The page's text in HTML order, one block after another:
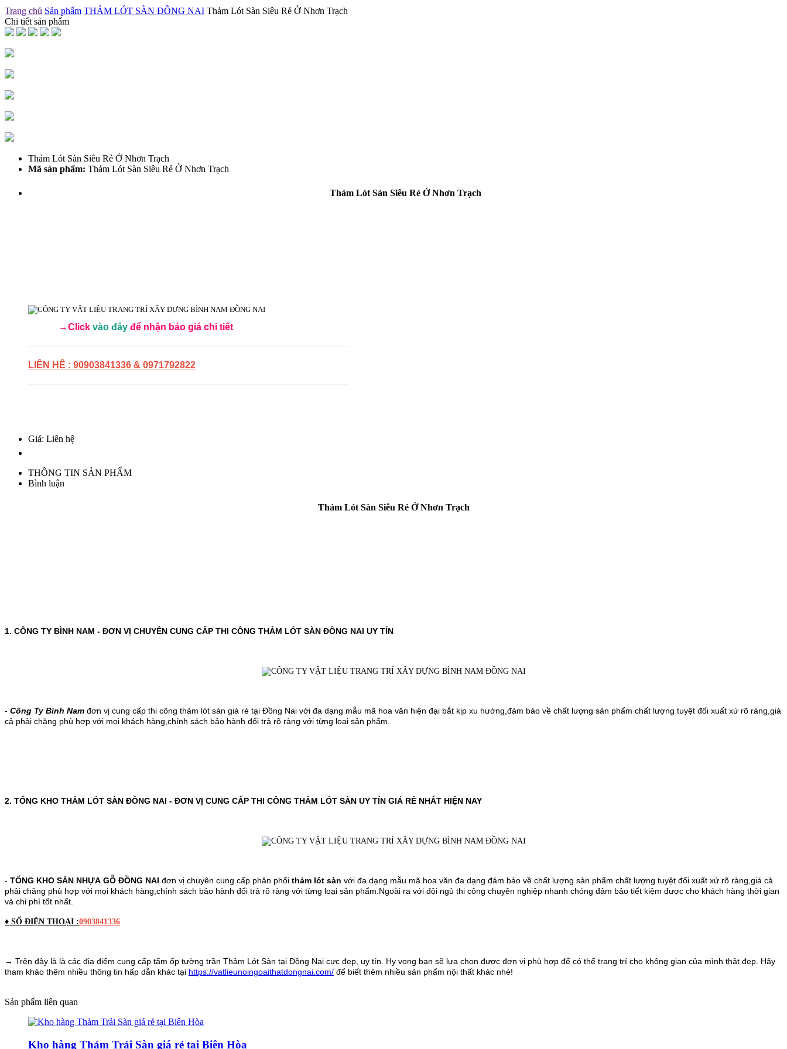
Trang chủ Sản phẩm THẢM LÓT SÀN ĐỒNG NAI Thảm Lót Sàn Siêu Rẻ Ở Nhơn Trạch
Chi tiết sản phẩm
Thảm Lót Sàn Siêu Rẻ Ở Nhơn Trạch
Mã sản phẩm: Thảm Lót Sàn Siêu Rẻ Ở Nhơn Trạch
Thảm Lót Sàn Siêu Rẻ Ở Nhơn Trạch
→Click vào đây để nhận báo giá chi tiết
LIÊN HỆ : 90903841336 & 0971792822
Giá: Liên hệ
THÔNG TIN SẢN PHẨM
Bình luận
Thảm Lót Sàn Siêu Rẻ Ở Nhơn Trạch
1. CÔNG TY BÌNH NAM - ĐƠN VỊ CHUYÊN CUNG CẤP THI CÔNG THẢM LÓT SÀN ĐỒNG NAI UY TÍN
- Công Ty Bình Nam đơn vị cung cấp thi công thảm lót sàn giá rẻ tại Đồng Nai với đa dạng mẫu mã hoa văn hiện đại bắt kịp xu hướng,đảm bảo về chất lượng sản phẩm chất lượng tuyệt đối xuất xứ rõ ràng,giá
cả phải chăng phù hợp với mọi khách hàng,chính sách bảo hành đổi trả rõ ràng với từng loại sản phẩm.
2. TỔNG KHO THẢM LÓT SÀN ĐỒNG NAI - ĐƠN VỊ CUNG CẤP THI CÔNG THẢM LÓT SÀN UY TÍN GIÁ RẺ NHẤT HIỆN NAY
- TỔNG KHO SÀN NHỰA GỖ ĐỒNG NAI đơn vị chuyên cung cấp phân phối thảm lót sàn với đa dạng mẫu mã hoa văn đa dạng đảm bảo về chất lượng sản phẩm chất lượng tuyệt đối xuất xứ rõ ràng,giá cả
phải chăng phù hợp với mọi khách hàng,chính sách bảo hành đổi trả rõ ràng với từng loại sản phẩm.Ngoài ra với đội ngủ thi công chuyên nghiệp nhanh chóng đảm bảo tiết kiệm được cho khách hàng thời gian
và chi phí tốt nhất.
♦ SỐ ĐIỆN THOẠI :0903841336
→ Trên đây là là các địa điểm cung cấp tấm ốp tường trần Thảm Lót Sàn tại Đồng Nai cực đẹp, uy tín. Hy vọng bạn sẽ lựa chọn được đơn vị phù hợp để có thể trang trí cho không gian của mình thật đẹp. Hãy
tham khảo thêm nhiều thông tin hấp dẫn khác tại https://vatlieunoingoaithatdongnai.com/ để biết thêm nhiều sản phẩm nội thất khác nhé!
Sản phẩm liên quan
Kho hàng Thảm Trải Sàn giá rẻ tại Biên Hòa